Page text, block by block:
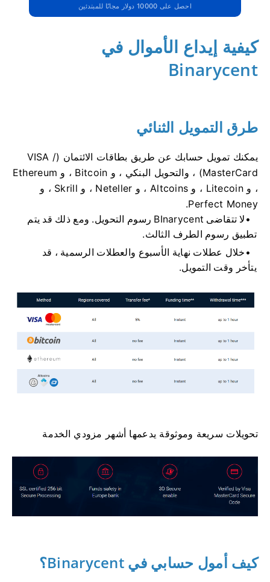
احصل على 10000 دولار مجانًا للمبتدئين
كيفية إيداع الأموال في
Binarycent
طرق التمويل الثنائي
يمكنك تمويل حسابك عن طريق بطاقات الائتمان (VISA /
MasterCard) ، والتحويل البنكي ، و Bitcoin ، و Ethereum
، و Litecoin ، و Altcoins ، و Neteller ، و Skrill ، و
Perfect Money.
لا تتقاضى BInarycent رسوم التحويل.
ومع ذلك قد يتم
تطبيق رسوم الطرف الثالث.
خلال عطلات نهاية الأسبوع والعطلات الرسمية ، قد
يتأخر وقت التمويل.
تحويلات سريعة وموثوقة يدعمها أشهر مزودي الخدمة
كيف أمول حسابي في Binarycent؟